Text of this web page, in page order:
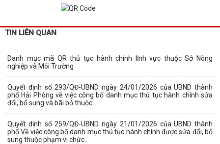
TIN LIÊN QUAN
Danh mục mã QR thủ tục hành chính lĩnh vực thuộc Sở Nông
nghiệp và Môi Trường
Quyết định số 293/QĐ-UBND ngày 24/01/2026 của UBND thành
phố Hải Phòng về việc công bố danh mục thủ tục hành chính sửa
đổi, bổ sung và bãi bỏ thuộc...
Quyết định số 259/QĐ-UBND ngày 21/01/2026 của UBND thành
phố Về việc công bố danh mục thủ tục hành chính được sửa đổi, bổ
sung thuộc phạm vi chức...